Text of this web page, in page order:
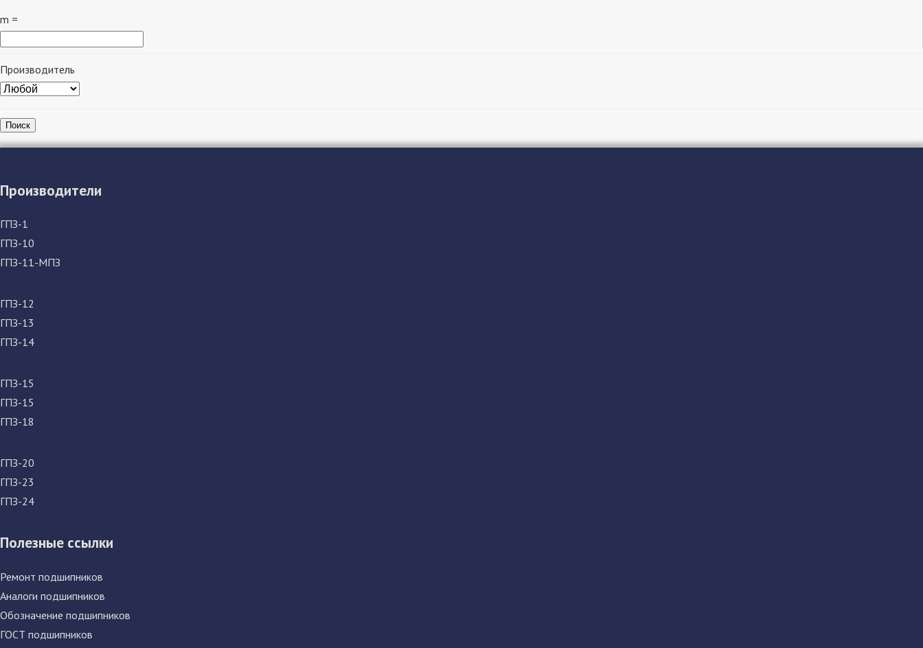
m =
Производитель
Поиск
Производители
ГПЗ-1
ГПЗ-10
ГПЗ-11-МПЗ
ГПЗ-12
ГПЗ-13
ГПЗ-14
ГПЗ-15
ГПЗ-15
ГПЗ-18
ГПЗ-20
ГПЗ-23
ГПЗ-24
Полезные ссылки
Ремонт подшипников
Аналоги подшипников
Обозначение подшипников
ГОСТ подшипников